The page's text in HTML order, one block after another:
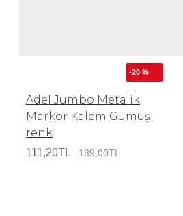
-20 %
Adel Jumbo Metalik
Markör Kalem Gümüş
renk
111,20TL 139,00TL